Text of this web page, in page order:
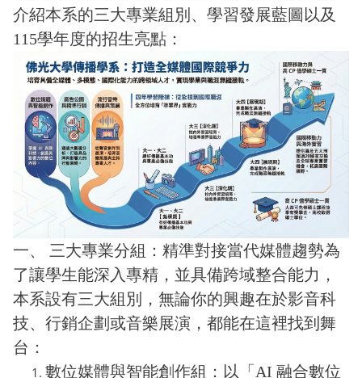
介紹本系的三大專業組別、學習發展藍圖以及
115學年度的招生亮點：
一、 三大專業分組：精準對接當代媒體趨勢為
了讓學生能深入專精，並具備跨域整合能力，
本系設有三大組別，無論你的興趣在於影音科
技、行銷企劃或音樂展演，都能在這裡找到舞
台：
數位媒體與智能創作組：以「AI 融合數位